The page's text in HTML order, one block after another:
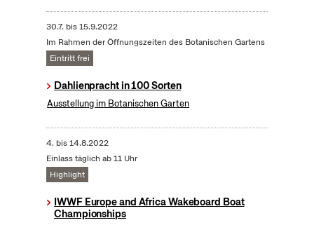
30.7. bis15.9.2022
Im Rahmen der Öffnungszeiten des Botanischen Gartens
Eintritt frei
Dahlienpracht in 100 Sorten
Ausstellung im Botanischen Garten
4. bis14.8.2022
Einlass täglich ab 11 Uhr
Highlight
IWWF Europe and Africa Wakeboard Boat
Championships